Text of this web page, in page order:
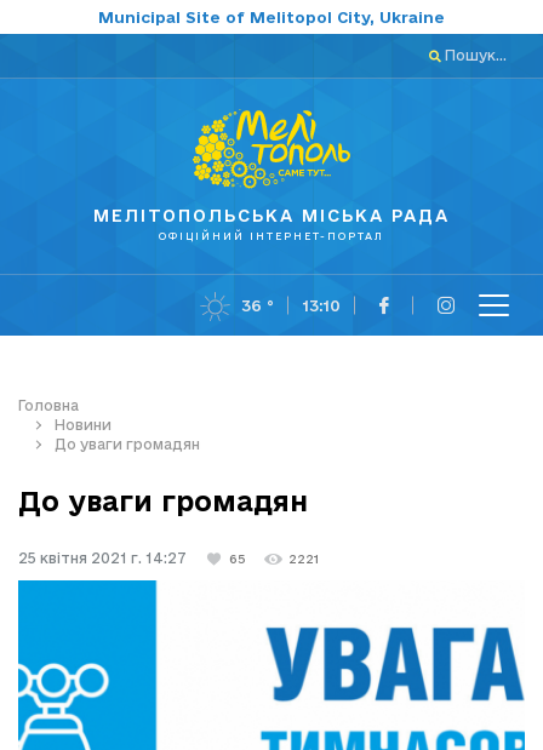
Municipal Site of Melitopol City, Ukraine
Пошук...
МЕЛІТОПОЛЬСЬКА МІСЬКА РАДА
ОФІЦІЙНИЙ ІНТЕРНЕТ-ПОРТАЛ
36 ° 13:10
Головна
Новини
До уваги громадян
До уваги громадян
25 квітня 2021 г. 14:27 65 2221